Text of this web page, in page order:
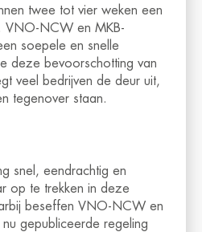
twee tot vier weken een
VNO-NCW en MKB-
soepele en snelle
deze bevoorschotting van
veel bedrijven de deur uit,
tegenover staan.
snel, eendrachtig en
op te trekken in deze
beseffen VNO-NCW en
gepubliceerde regeling